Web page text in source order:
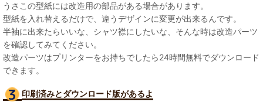
うさこの型紙には改造用の部品がある場合があります。
型紙を入れ替えるだけで、違うデザインに変更が出来るんです。
半袖に出来たらいいな、シャツ襟にしたいな、そんな時は改造パーツ
を確認してみてください。
改造パーツはプリンターをお持ちでしたら24時間無料でダウンロード
できます。
印刷済みとダウンロード版があるよ